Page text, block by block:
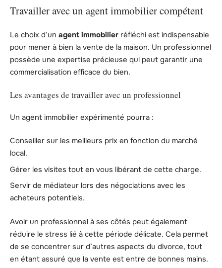
Travailler avec un agent immobilier compétent
Le choix d’un agent immobilier réfléchi est indispensable
pour mener à bien la vente de la maison. Un professionnel
possède une expertise précieuse qui peut garantir une
commercialisation efficace du bien.
Les avantages de travailler avec un professionnel
Un agent immobilier expérimenté pourra :
Conseiller sur les meilleurs prix en fonction du marché
local.
Gérer les visites tout en vous libérant de cette charge.
Servir de médiateur lors des négociations avec les
acheteurs potentiels.
Avoir un professionnel à ses côtés peut également
réduire le stress lié à cette période délicate. Cela permet
de se concentrer sur d’autres aspects du divorce, tout
en étant assuré que la vente est entre de bonnes mains.